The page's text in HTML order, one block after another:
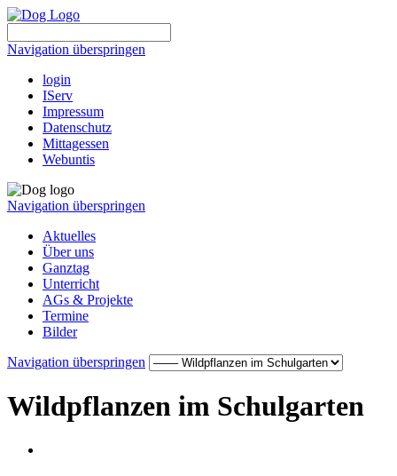
Navigation überspringen
login
IServ
Impressum
Datenschutz
Mittagessen
Webuntis
Navigation überspringen
Aktuelles
Über uns
Ganztag
Unterricht
AGs & Projekte
Termine
Bilder
Navigation überspringen
Wildpflanzen im Schulgarten